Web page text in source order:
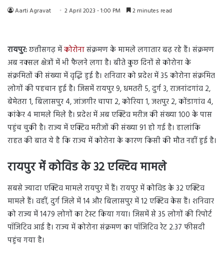
Aarti Agravat 2 April 2023 - 1:00 PM 2 minutes read
रायपुर:छत्तीसगढ़ मेंकोरोनासंक्रमण के मामले लगातार बढ़ रहे हैं। संक्रमण
अब नक्सल क्षेत्रों में भी फैलने लगा है। बीते कुछ दिनों से कोरोना के
संक्रमितों की संख्या में वृद्धि हुई है। शनिवार को प्रदेश में 35 कोरोना संक्रमित
लोगों की पहचान हुई है। जिसमें रायपुर 9, धमतरी 5, दुर्ग 3, राजनांदगांव 2,
बेमेतरा 1, बिलासपुर 4, जांजगीर चापा 2, कोरिया 1, जशपुर 2, कोंडागांव 4,
कांकेर 4 मामले मिले है। प्रदेश में अब एक्टिव मरीज की संख्या 100 के पास
पहुंच चुकी है। राज्य में एक्टिव मरीजों की संख्या 91 हो गई है। हालांकि
राहत की बात ये है कि राज्य में कोरोना के कारण किसी की मौत नहीं हुई है।
रायपुर में कोविड के 32एक्टिव मामले
सबसे ज्यादा एक्टिव मामले रायपुर में हैं। रायपुर में कोविड के 32 एक्टिव
मामले हैं। वहीं, दुर्ग जिले में 14 और बिलासपुर में 12 एक्टिव केस हैं। शनिवार
को राज्य में 1479 लोगों का टेस्ट किया गया। जिसमें से 35 लोगों की रिपोर्ट
पॉजिटिव आई है। राज्य में कोरोना संक्रमण का पॉजिटिव रेट 2.37 फीसदी
पहुंच गया है।